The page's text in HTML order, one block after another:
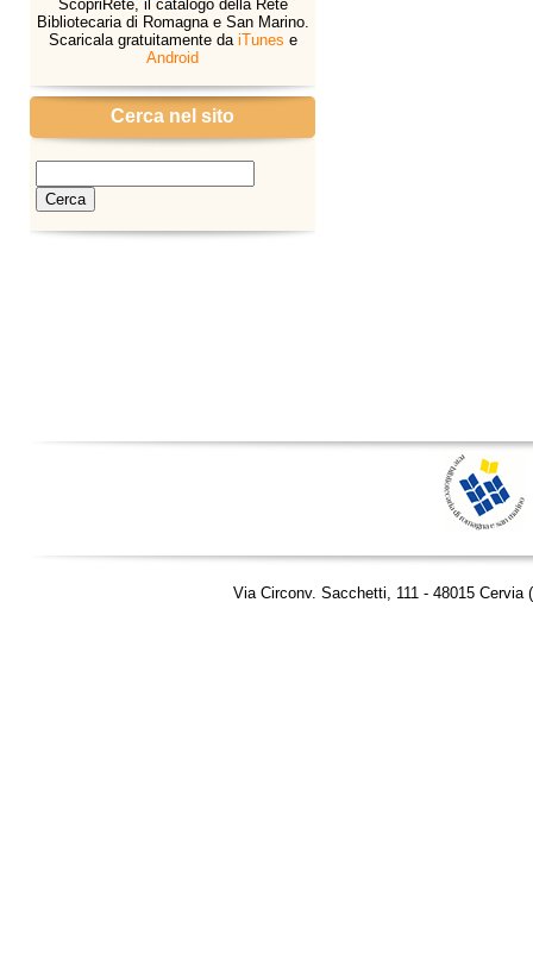
ScopriRete, il catalogo della Rete
Bibliotecaria di Romagna e San Marino.
Scaricala gratuitamente da iTunes e
Android
Cerca nel sito
Via Circonv. Sacchetti, 111 - 48015